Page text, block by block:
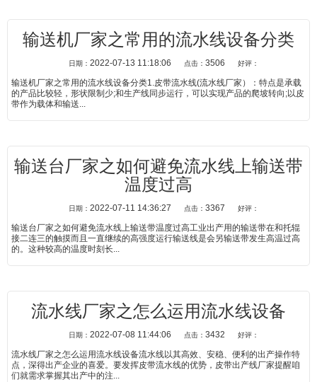
输送机厂家之常用的流水线设备分类
日期： 2022-07-13 11:18:06 点击： 3506 好评：
输送机厂家之常用的流水线设备分类1.皮带流水线(流水线厂家）：特点是承载
的产品比较轻，形状限制少;和生产线同步运行，可以实现产品的爬坡转向;以皮
带作为载体和输送...
输送台厂家之如何避免流水线上输送带
温度过高
日期： 2022-07-11 14:36:27 点击： 3367 好评：
输送台厂家之如何避免流水线上输送带温度过高工业出产用的输送带在和托辊
接二连三的触摸而且一直继续的高强度运行输送线是会另输送带发生高温过高
的。这种较高的温度时刻长...
流水线厂家之怎么运用流水线设备
日期： 2022-07-08 11:44:06 点击： 3432 好评：
流水线厂家之怎么运用流水线设备流水线以其高效、安稳、便利的出产操作特
点，深得出产企业的喜爱。要发挥皮带流水线的优势，皮带出产线厂家提醒咱
们就需求掌握其出产中的注...